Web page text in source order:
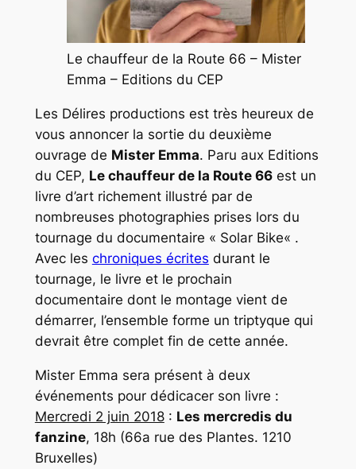
Le chauffeur de la Route 66 – Mister
Emma – Editions du CEP
Les Délires productions est très heureux de
vous annoncer la sortie du deuxième
ouvrage de Mister Emma. Paru aux Editions
du CEP, Le chauffeur de la Route 66est un
livre d’art richement illustré par de
nombreuses photographies prises lors du
tournage du documentaire « Solar Bike« .
Avec les chroniques écrites durant le
tournage, le livre et le prochain
documentaire dont le montage vient de
démarrer, l’ensemble forme un triptyque qui
devrait être complet fin de cette année.
Mister Emma sera présent à deux
événements pour dédicacer son livre :
Mercredi 2 juin 2018: Les mercredis du
fanzine, 18h (66a rue des Plantes. 1210
Bruxelles)